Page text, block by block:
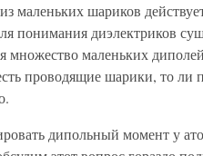
маленьких шариков
понимания диэлектриков
множество маленьких
проводящие шарики, то
дипольный момент у